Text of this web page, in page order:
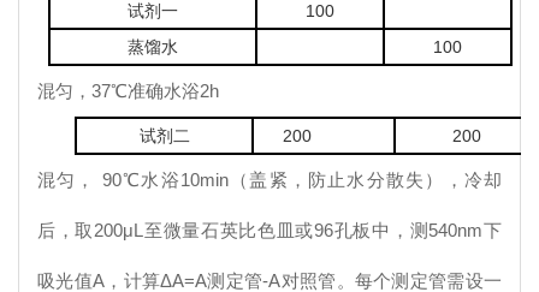
试剂一
100
蒸馏水
100
混匀，37℃准确水浴2h
试剂二 200 200
混匀， 90℃水浴10min（盖紧，防止水分散失），冷却
后，取200μL至微量石英比色皿或96孔板中，测540nm下
吸光值A，计算ΔA=A测定管-A对照管。每个测定管需设一